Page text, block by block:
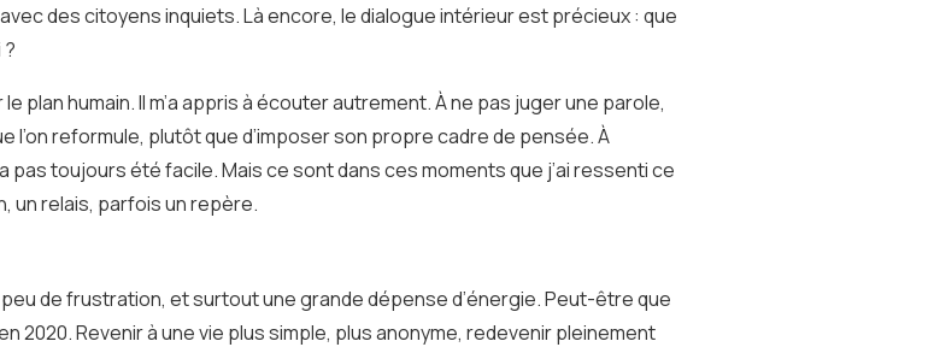
des citoyens inquiets. Là encore, le dialogue intérieur est précieux : que
plan humain. Il m’a appris à écouter autrement. À ne pas juger une parole,
l’on reformule, plutôt que d’imposer son propre cadre de pensée. À
pas toujours été facile. Mais ce sont dans ces moments que j’ai ressenti ce
un relais, parfois un repère.
de frustration, et surtout une grande dépense d’énergie. Peut-être que
2020. Revenir à une vie plus simple, plus anonyme, redevenir pleinement